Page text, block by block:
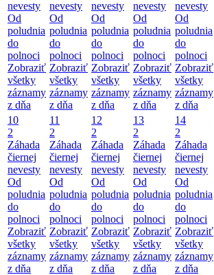
nevesty
Od
poludnia
do
polnoci
Zobraziť
všetky
záznamy
z dňa
nevesty
Od
poludnia
do
polnoci
Zobraziť
všetky
záznamy
z dňa
nevesty
Od
poludnia
do
polnoci
Zobraziť
všetky
záznamy
z dňa
nevesty
Od
poludnia
do
polnoci
Zobraziť
všetky
záznamy
z dňa
nevesty
Od
poludnia
do
polnoci
Zobraziť
všetky
záznamy
z dňa
10
2
Záhada
čiernej
nevesty
Od
poludnia
do
polnoci
Zobraziť
všetky
záznamy
z dňa
11
2
Záhada
čiernej
nevesty
Od
poludnia
do
polnoci
Zobraziť
všetky
záznamy
z dňa
12
2
Záhada
čiernej
nevesty
Od
poludnia
do
polnoci
Zobraziť
všetky
záznamy
z dňa
13
2
Záhada
čiernej
nevesty
Od
poludnia
do
polnoci
Zobraziť
všetky
záznamy
z dňa
14
2
Záhada
čiernej
nevesty
Od
poludnia
do
polnoci
Zobraziť
všetky
záznamy
z dňa